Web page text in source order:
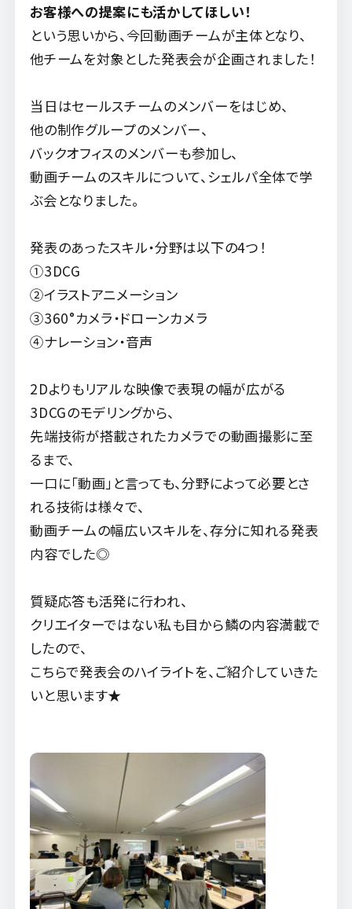
お客様への提案にも活かしてほしい！
という思いから、今回動画チームが主体となり、
他チームを対象とした発表会が企画されました！
当日はセールスチームのメンバーをはじめ、
他の制作グループのメンバー、
バックオフィスのメンバーも参加し、
動画チームのスキルについて、シェルパ全体で学
ぶ会となりました。
発表のあったスキル・分野は以下の4つ！
①3DCG
②イラストアニメーション
③360°カメラ・ドローンカメラ
④ナレーション・音声
2Dよりもリアルな映像で表現の幅が広がる
3DCGのモデリングから、
先端技術が搭載されたカメラでの動画撮影に至
るまで、
一口に「動画」と言っても、分野によって必要とさ
れる技術は様々で、
動画チームの幅広いスキルを、存分に知れる発表
内容でした◎
質疑応答も活発に行われ、
クリエイターではない私も目から鱗の内容満載で
したので、
こちらで発表会のハイライトを、ご紹介していきた
いと思います★